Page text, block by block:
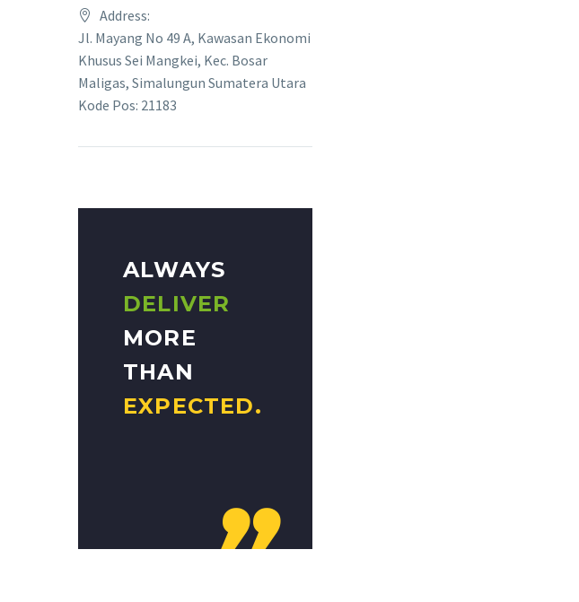
Address:
Jl. Mayang No 49 A, Kawasan Ekonomi
Khusus Sei Mangkei, Kec. Bosar
Maligas, Simalungun Sumatera Utara
Kode Pos: 21183
ALWAYS
DELIVER
MORE
THAN
EXPECTED.
